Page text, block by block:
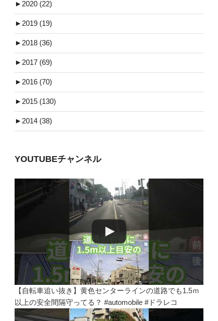
► 2020 (22)
► 2019 (19)
► 2018 (36)
► 2017 (69)
► 2016 (70)
► 2015 (130)
► 2014 (38)
YOUTUBEチャンネル
【自転車追い抜き】黄色センターラインの道路でも1.5ｍ
以上の安全間隔守ってる？ #automobile #ドラレコ